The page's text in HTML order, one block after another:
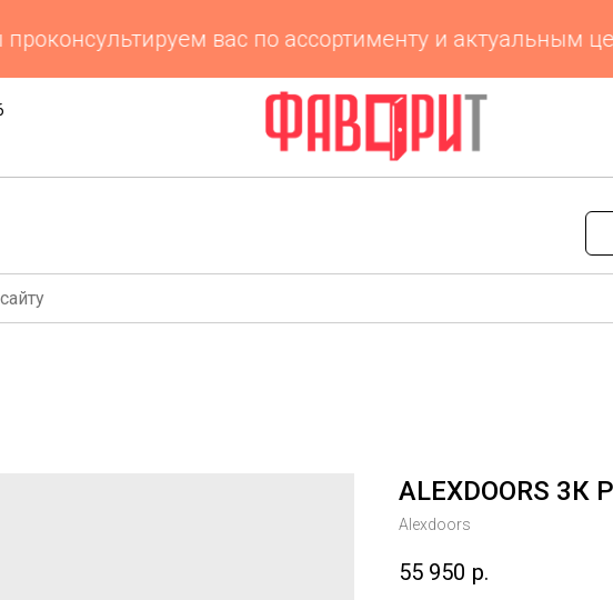
вас по ассортименту и актуальным ценам
ALEXDOORS 3К
Alexdoors
55 950 р.